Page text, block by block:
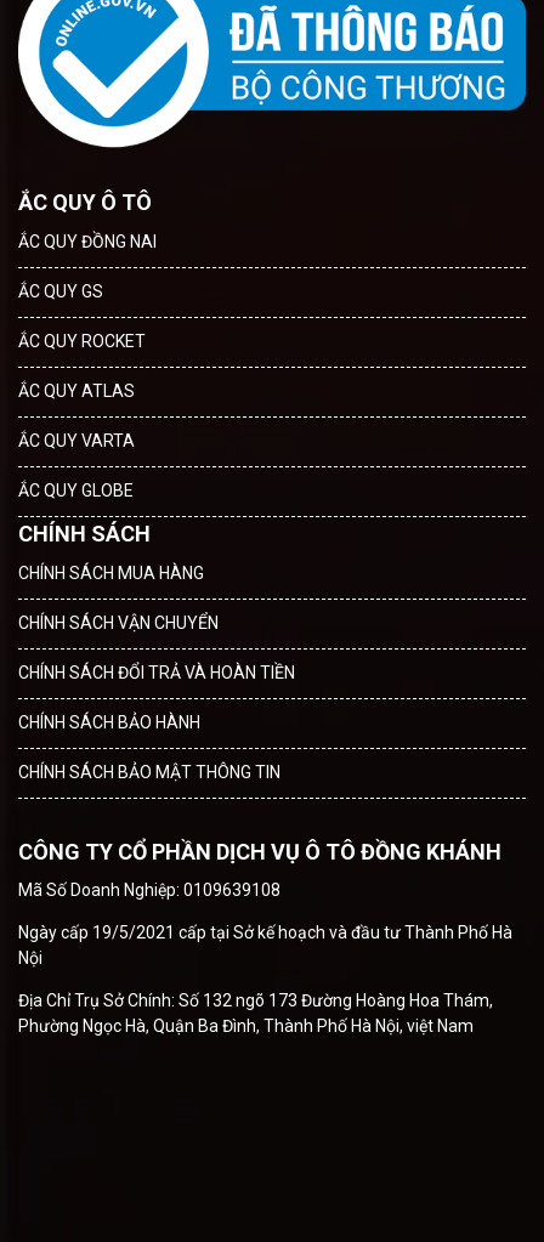
ẮC QUY Ô TÔ
ẮC QUY ĐỒNG NAI
ẮC QUY GS
ẮC QUY ROCKET
ẮC QUY ATLAS
ẮC QUY VARTA
ẮC QUY GLOBE
CHÍNH SÁCH
CHÍNH SÁCH MUA HÀNG
CHÍNH SÁCH VẬN CHUYỂN
CHÍNH SÁCH ĐỔI TRẢ VÀ HOÀN TIỀN
CHÍNH SÁCH BẢO HÀNH
CHÍNH SÁCH BẢO MẬT THÔNG TIN
CÔNG TY CỔ PHẦN DỊCH VỤ Ô TÔ ĐỒNG KHÁNH
Mã Số Doanh Nghiệp: 0109639108
Ngày cấp 19/5/2021 cấp tại Sở kế hoạch và đầu tư Thành Phố Hà
Nội
Địa Chỉ Trụ Sở Chính: Số 132 ngõ 173 Đường Hoàng Hoa Thám,
Phường Ngọc Hà, Quận Ba Đình, Thành Phố Hà Nội, việt Nam